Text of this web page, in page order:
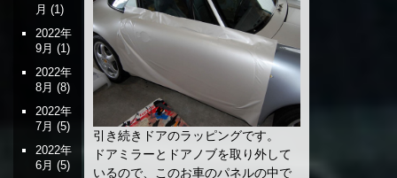
引き続きドアのラッピングです。
ドアミラーとドアノブを取り外して
いるので、このお車のパネルの中で
月 (1)
2022年
9月 (1)
2022年
8月 (8)
2022年
7月 (5)
2022年
6月 (5)